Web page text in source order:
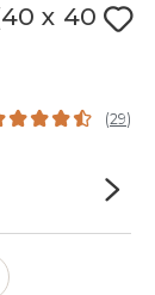
x 40
(29)